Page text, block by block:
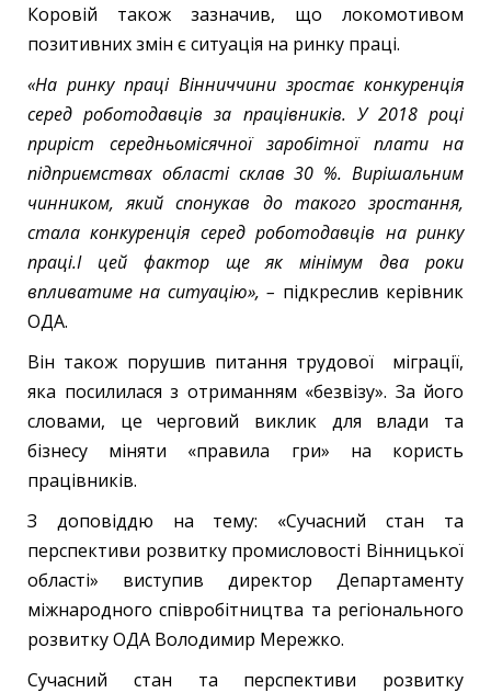
Коровій також зазначив, що локомотивом
позитивних змін є ситуація на ринку праці.
«На ринку праці Вінниччини зростає конкуренція
серед роботодавців за працівників. У 2018 році
приріст середньомісячної заробітної плати на
підприємствах області склав 30 %. Вирішальним
чинником, який спонукав до такого зростання,
стала конкуренція серед роботодавців на ринку
праці.І цей фактор ще як мінімум два роки
впливатиме на ситуацію», – підкреслив керівник
ОДА.
Він також порушив питання трудової міграції,
яка посилилася з отриманням «безвізу». За його
словами, це черговий виклик для влади та
бізнесу міняти «правила гри» на користь
працівників.
З доповіддю на тему: «Сучасний стан та
перспективи розвитку промисловості Вінницької
області» виступив директор Департаменту
міжнародного співробітництва та регіонального
розвитку ОДА Володимир Мережко.
Сучасний стан та перспективи розвитку